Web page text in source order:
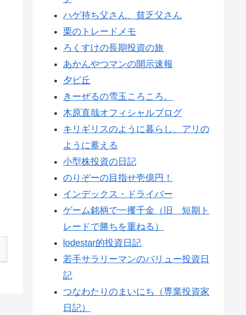
ハゲ持ち父さん、貧乏父さん
栗のトレードメモ
ろくすけの長期投資の旅
あかんやつマンの開示速報
夕ピ丘
きーぜるの雪玉ころころ。
木原直哉オフィシャルブログ
キリギリスのように暮らし、アリの
ように蓄える
小型株投資の日記
のりぞーの目指せ壱億円！
インデックス・ドライバー
ゲーム銘柄で一攫千金（旧 短期ト
レードで勝ちを重ねる）
lodestar的投資日記
若手サラリーマンのバリュー投資日
記
つなわたりのまいにち（専業投資家
日記）